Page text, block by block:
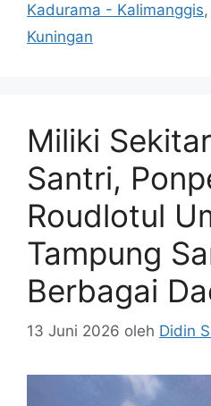
Kadurama - Kalimanggis,
Kuningan
Miliki
Santri,
Roudlotul
Tampung
Berbagai
13 Juni 2026 oleh Didin